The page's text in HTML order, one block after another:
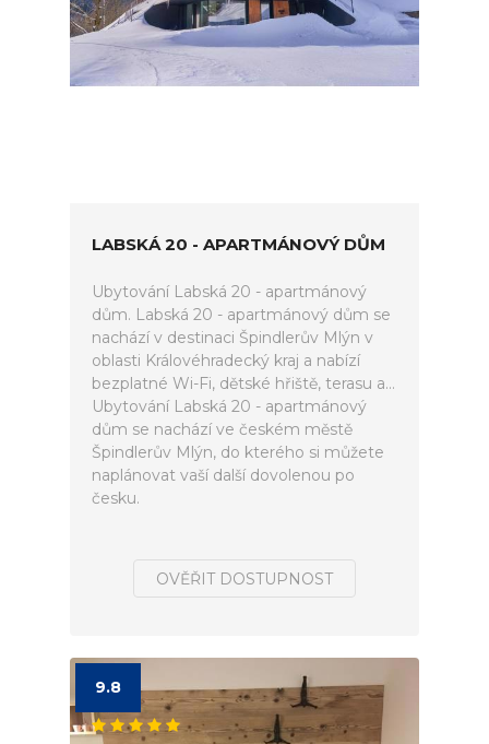
LABSKÁ 20 - APARTMÁNOVÝ DŮM
Ubytování Labská 20 - apartmánový
dům. Labská 20 - apartmánový dům se
nachází v destinaci Špindlerův Mlýn v
oblasti Královéhradecký kraj a nabízí
bezplatné Wi-Fi, dětské hřiště, terasu a...
Ubytování Labská 20 - apartmánový
dům se nachází ve českém městě
Špindlerův Mlýn, do kterého si můžete
naplánovat vaší další dovolenou po
česku.
OVĚŘIT DOSTUPNOST
9.8